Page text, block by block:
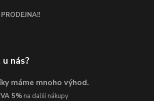
nás?
máme mnoho výhod.
5% na další nákupy